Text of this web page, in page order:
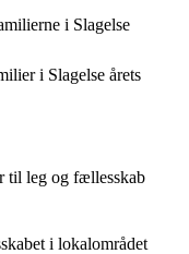
i Slagelse
i Slagelse årets
til leg og fællesskab
i lokalområdet